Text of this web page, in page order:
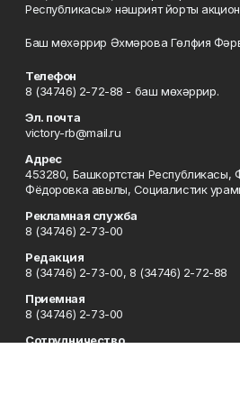
Республикасы» нәшрият йорты
Баш мөхәррир Әхмәрова Гөлфия
Телефон
8 (34746) 2-72-88 - баш мөхәррир.
Эл. почта
victory-rb@mail.ru
Адрес
453280, Башкортстан Республикасы,
Фёдоровка авылы, Социалистик
Рекламная служба
8 (34746) 2-73-00
Редакция
8 (34746) 2-73-00, 8 (34746) 2-72-88
Приемная
8 (34746) 2-73-00
Сотрудничество